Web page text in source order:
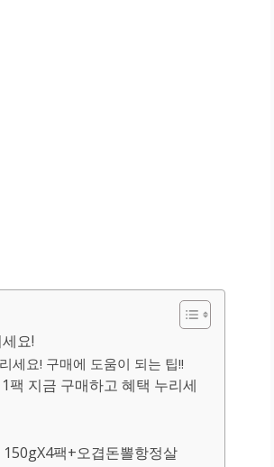
요!
세요! 구매에 도움이 되는 팁!!
팩 지금 구매하고 혜택 누리세
팩+오겹돈뽈항정살